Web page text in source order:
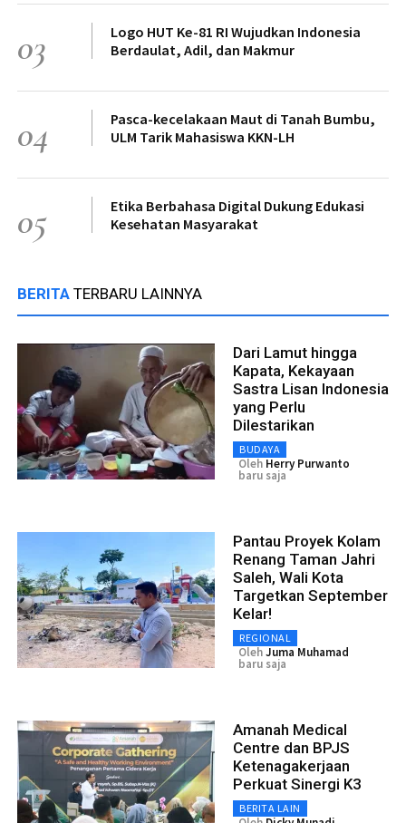
03
Logo HUT Ke-81 RI Wujudkan Indonesia
Berdaulat, Adil, dan Makmur
04
Pasca-kecelakaan Maut di Tanah Bumbu,
ULM Tarik Mahasiswa KKN-LH
05
Etika Berbahasa Digital Dukung Edukasi
Kesehatan Masyarakat
BERITA TERBARU LAINNYA
Dari Lamut hingga
Kapata, Kekayaan
Sastra Lisan Indonesia
yang Perlu
Dilestarikan
BUDAYA
Oleh Herry Purwanto
baru saja
Pantau Proyek Kolam
Renang Taman Jahri
Saleh, Wali Kota
Targetkan September
Kelar!
REGIONAL
OlehJuma Muhamad
baru saja
Amanah Medical
Centre dan BPJS
Ketenagakerjaan
Perkuat Sinergi K3
BERITA LAIN